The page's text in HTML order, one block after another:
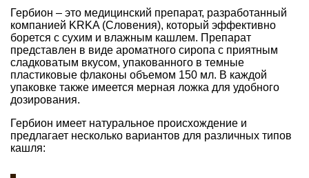
Гербион – это медицинский препарат, разработанный
компанией KRKA (Словения), который эффективно
борется с сухим и влажным кашлем. Препарат
представлен в виде ароматного сиропа с приятным
сладковатым вкусом, упакованного в темные
пластиковые флаконы объемом 150 мл. В каждой
упаковке также имеется мерная ложка для удобного
дозирования.
Гербион имеет натуральное происхождение и
предлагает несколько вариантов для различных типов
кашля: